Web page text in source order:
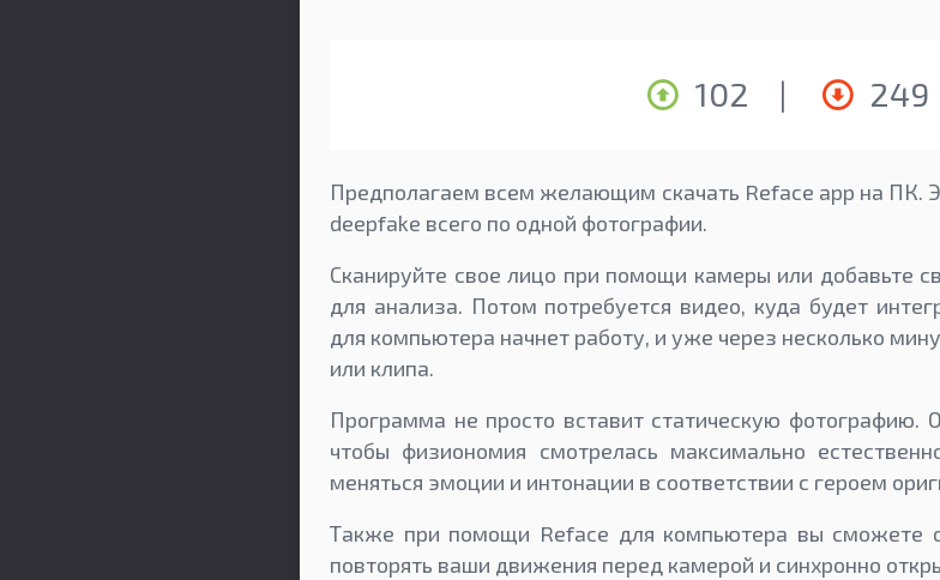
102 | 249
Предполагаем всем желающим скачать Reface app на ПК.
deepfake всего по одной фотографии.
Сканируйте свое лицо при помощи камеры или добавьте
для анализа. Потом потребуется видео, куда будет
для компьютера начнет работу, и уже через несколько
или клипа.
Программа не просто вставит статическую фотографию.
чтобы физиономия смотрелась максимально
меняться эмоции и интонации в соответствии с героем
Также при помощи Reface для компьютера вы сможете
повторять ваши движения перед камерой и синхронно